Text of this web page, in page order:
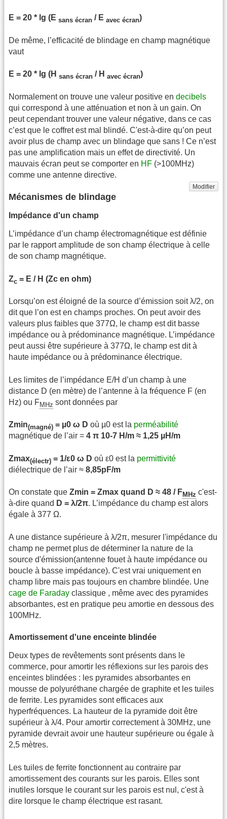
E = 20 * lg (E sans écran / E avec écran)
De même, l’efficacité de blindage en champ magnétique
vaut
E = 20 * lg (H sans écran / H avec écran)
Normalement on trouve une valeur positive en decibels
qui correspond à une atténuation et non à un gain. On
peut cependant trouver une valeur négative, dans ce cas
c’est que le coffret est mal blindé. C'est-à-dire qu’on peut
avoir plus de champ avec un blindage que sans ! Ce n’est
pas une amplification mais un effet de directivité. Un
mauvais écran peut se comporter en HF (>100MHz)
comme une antenne directive.
Modifier
Mécanismes de blindage
Impédance d'un champ
L’impédance d’un champ électromagnétique est définie
par le rapport amplitude de son champ électrique à celle
de son champ magnétique.
Zc = E / H (Zc en ohm)
Lorsqu’on est éloigné de la source d’émission soit λ/2, on
dit que l’on est en champs proches. On peut avoir des
valeurs plus faibles que 377Ω, le champ est dit basse
impédance ou à prédominance magnétique. L’impédance
peut aussi être supérieure à 377Ω, le champ est dit à
haute impédance ou à prédominance électrique.
Les limites de l’impédance E/H d’un champ à une
distance D (en mètre) de l’antenne à la fréquence F (en
Hz) ou FMHz sont données par
Zmin(magné) = µ0 ω D où µ0 est la perméabilité
magnétique de l’air = 4 π 10-7 H/m ≈ 1,25 µH/m
Zmax(électr) = 1/ε0 ω D où ε0 est la permittivité
diélectrique de l’air ≈ 8,85pF/m
On constate que Zmin = Zmax quand D ≈ 48 / FMHz c'est-
à-dire quand D = λ/2π. L’impédance du champ est alors
égale à 377 Ω.
A une distance supérieure à λ/2π, mesurer l'impédance du
champ ne permet plus de déterminer la nature de la
source d'émission(antenne fouet à haute impédance ou
boucle à basse impédance). C'est vrai uniquement en
champ libre mais pas toujours en chambre blindée. Une
cage de Faraday classique , même avec des pyramides
absorbantes, est en pratique peu amortie en dessous des
100MHz.
Amortissement d'une enceinte blindée
Deux types de revêtements sont présents dans le
commerce, pour amortir les réflexions sur les parois des
enceintes blindées : les pyramides absorbantes en
mousse de polyuréthane chargée de graphite et les tuiles
de ferrite. Les pyramides sont efficaces aux
hyperfréquences. La hauteur de la pyramide doit être
supérieur à λ/4. Pour amortir correctement à 30MHz, une
pyramide devrait avoir une hauteur supérieure ou égale à
2,5 mètres.
Les tuiles de ferrite fonctionnent au contraire par
amortissement des courants sur les parois. Elles sont
inutiles lorsque le courant sur les parois est nul, c'est à
dire lorsque le champ électrique est rasant.